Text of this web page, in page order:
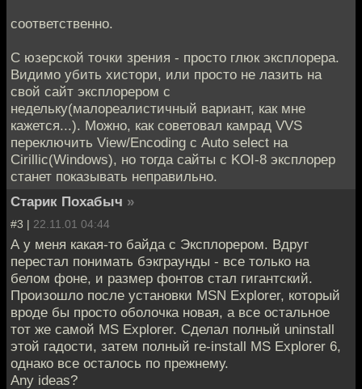
соответственно.
С юзерской точки зрения - просто глюк эксплорера.
Видимо убить хистори, или просто не лазить на
свой сайт эксплорером с
недельку(малореалистичный вариант, как мне
кажется...). Можно, как советовал камрад VVS
переключить View/Encoding с Auto select на
Cirillic(Windows), но тогда сайты с KOI-8 эксплорер
станет показывать неправильно.
Старик Похабыч »
#3 | 22.11.01 04:44
А у меня какая-то байда с Эксплорером. Вдруг
перестал понимать бэкграунды - все только на
белом фоне, и размер фонтов стал гигантский.
Произошло после установки MSN Explorer, который
вроде бы просто оболочка новая, а все остальное
тот же самой MS Explorer. Сделал полный uninstall
этой гадости, затем полный re-install MS Explorer 6,
однако все осталось по прежнему.
Any ideas?